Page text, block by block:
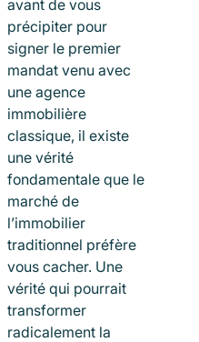
avant de vous
précipiter pour
signer le premier
mandat venu avec
une agence
immobilière
classique, il existe
une vérité
fondamentale que le
marché de
l’immobilier
traditionnel préfère
vous cacher. Une
vérité qui pourrait
transformer
radicalement la